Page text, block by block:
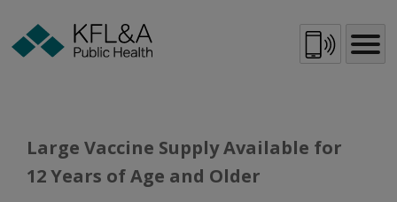
Content
Large Vaccine Supply Available for
12 Years of Age and Older